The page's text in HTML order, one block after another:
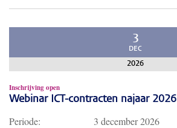
3
DEC
2026
Inschrijving open
Webinar ICT-contracten najaar 2026
Periode: 3 december 2026